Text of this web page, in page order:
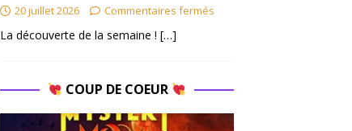
20 juillet 2026 Commentaires fermés
La découverte de la semaine ! […]
COUP DE COEUR